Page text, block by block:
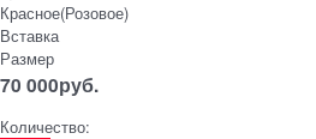
Красное(Розовое)
Вставка
Размер
70 000руб.
Количество: